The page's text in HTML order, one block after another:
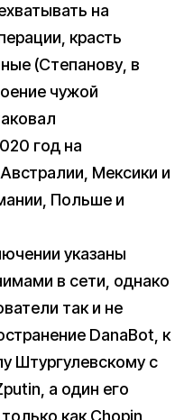
на
красть
(Степанову, в
чужой
год на
Мексики и
Польше и
указаны
в сети, однако
так и не
DanaBot, к
Штургулевскому с
а один его